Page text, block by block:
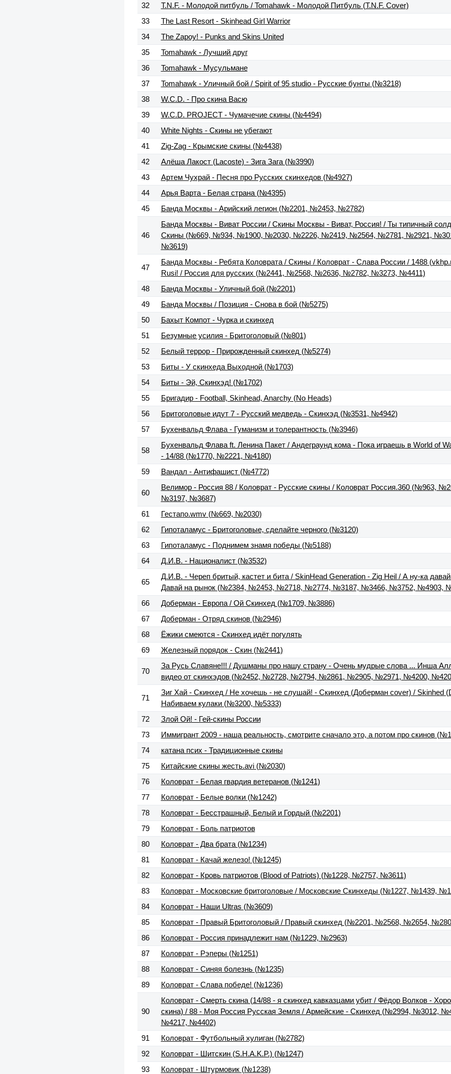
32
T.N.F. - Молодой питбуль / Tomahawk - Молодой Питбуль (T.N.F. Cover)
33
The Last Resort - Skinhead Girl Warrior
34
The Zapoy! - Punks and Skins United
35
Tomahawk - Лучший друг
36
Tomahawk - Мусульмане
37
Tomahawk - Уличный бой / Spirit of 95 studio - Русские бунты (№3218)
38
W.C.D. - Про скина Васю
39
W.C.D. PROJECT - Чумачечие скины (№4494)
40
White Nights - Скины не убегают
41
Zig-Zag - Крымские скины (№4438)
42
Алёша Лакост (Lacoste) - Зига Зага (№3990)
43
Артем Чухрай - Песня про Русских скинхедов (№4927)
44
Арья Варта - Белая страна (№4395)
45
Банда Москвы - Арийский легион (№2201, №2453, №2782)
46
Банда Москвы - Виват России / Скины Москвы - Виват, Россия! / Ты типичный
Скины (№669, №934, №1900, №2030, №2226, №2419, №2564, №2781, №2921,
№3619)
47
Банда Москвы - Ребята Коловрата / Скины / Коловрат - Слава России / 1488
Rusi! / Россия для русских (№2441, №2568, №2636, №2782, №3273, №4411)
48
Банда Москвы - Уличный бой (№2201)
49
Банда Москвы / Позиция - Снова в бой (№5275)
50
Бахыт Компот - Чурка и скинхед
51
Безумные усилия - Бритоголовый (№801)
52
Белый террор - Прирожденный скинхед (№5274)
53
Биты - У скинхеда Выходной (№1703)
54
Биты - Эй, Скинхэд! (№1702)
55
Бригадир - Football, Skinhead, Anarchy (No Heads)
56
Бритоголовые идут 7 - Русский медведь - Скинхэд (№3531, №4942)
57
Бухенвальд Флава - Гуманизм и толерантность (№3946)
58
Бухенвальд Флава ft. Ленина Пакет / Андеграунд кома - Пока играешь в World of
- 14/88 (№1770, №2221, №4180)
59
Вандал - Антифашист (№4772)
60
Велимор - Россия 88 / Коловрат - Русские скины / Коловрат Россия.360 (№963,
№3197, №3687)
61
Гестапо.wmv (№669, №2030)
62
Гипоталамус - Бритоголовые, сделайте черного (№3120)
63
Гипоталамус - Поднимем знамя победы (№5188)
64
Д.И.В. - Националист (№3532)
65
Д.И.В. - Череп бритый, кастет и бита / SkinHead Generation - Zig Heil / А ну-ка
Давай на рынок (№2384, №2453, №2718, №2774, №3187, №3466, №3752, №4903,
66
Доберман - Европа / Ой Скинхед (№1709, №3886)
67
Доберман - Отряд скинов (№2946)
68
Ёжики смеются - Скинхед идёт погулять
69
Железный порядок - Скин (№2441)
70
За Русь Славяне!!! / Душманы про нашу страну - Очень мудрые слова ... Инша
видео от скинхэдов (№2452, №2728, №2794, №2861, №2905, №2971, №4200,
71
Зиг Хай - Скинхед / Не хочешь - не слушай! - Скинхед (Доберман cover) / Skinhed
Набиваем кулаки (№3200, №5333)
72
Злой Ой! - Гей-скины России
73
Иммигрант 2009 - наша реальность, смотрите сначало это, а потом про скинов
74
катана псих - Традиционные скины
75
Китайские скины жесть.avi (№2030)
76
Коловрат - Белая гвардия ветеранов (№1241)
77
Коловрат - Белые волки (№1242)
78
Коловрат - Бесстрашный, Белый и Гордый (№2201)
79
Коловрат - Боль патриотов
80
Коловрат - Два брата (№1234)
81
Коловрат - Качай железо! (№1245)
82
Коловрат - Кровь патриотов (Blood of Patriots) (№1228, №2757, №3611)
83
Коловрат - Московские бритоголовые / Московские Скинхеды (№1227, №1439,
84
Коловрат - Наши Ultras (№3609)
85
Коловрат - Правый Бритоголовый / Правый скинхед (№2201, №2568, №2654,
86
Коловрат - Россия принадлежит нам (№1229, №2963)
87
Коловрат - Рэперы (№1251)
88
Коловрат - Синяя болезнь (№1235)
89
Коловрат - Слава победе! (№1236)
90
Коловрат - Смерть скина (14/88 - я скинхед кавказцами убит / Фёдор Волков -
скина) / 88 - Моя Россия Русская Земля / Армейские - Скинхед (№2994, №3012,
№4217, №4402)
91
Коловрат - Футбольный хулиган (№2782)
92
Коловрат - Шитскин (S.H.A.K.P.) (№1247)
93
Коловрат - Штурмовик (№1238)